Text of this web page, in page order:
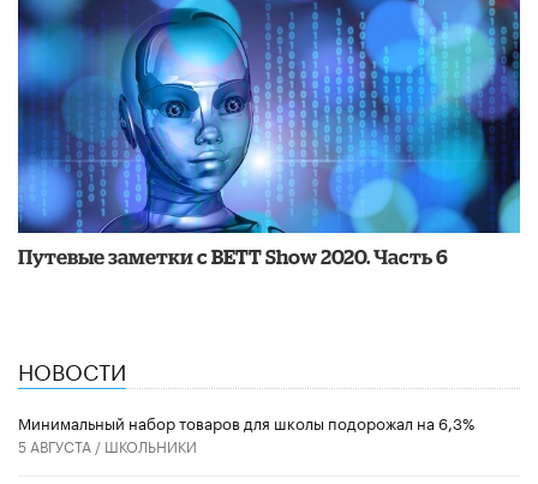
Путевые заметки с BETT Show 2020. Часть 6
НОВОСТИ
Минимальный набор товаров для школы подорожал на 6,3%
5 АВГУСТА / ШКОЛЬНИКИ